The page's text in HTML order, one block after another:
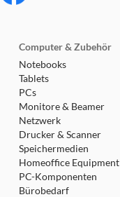
Computer & Zubehör
Notebooks
Tablets
PCs
Monitore & Beamer
Netzwerk
Drucker & Scanner
Speichermedien
Homeoffice Equipment
PC-Komponenten
Bürobedarf